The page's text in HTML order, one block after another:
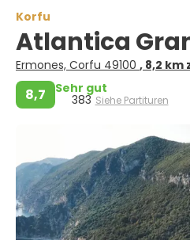
Korfu
Atlantica
Ermones, Corfu 49100 , 8,2
8,7 Sehr gut
383 Siehe Partituren